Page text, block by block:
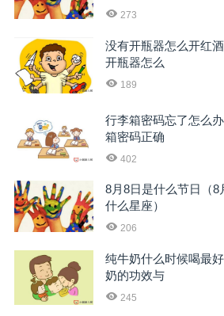
273
没有开瓶器怎么开红
开瓶器怎么
189
行李箱密码忘了怎么
箱密码正确
402
8月8日是什么节日（8
什么星座）
206
纯牛奶什么时候喝最
奶的功效与
245